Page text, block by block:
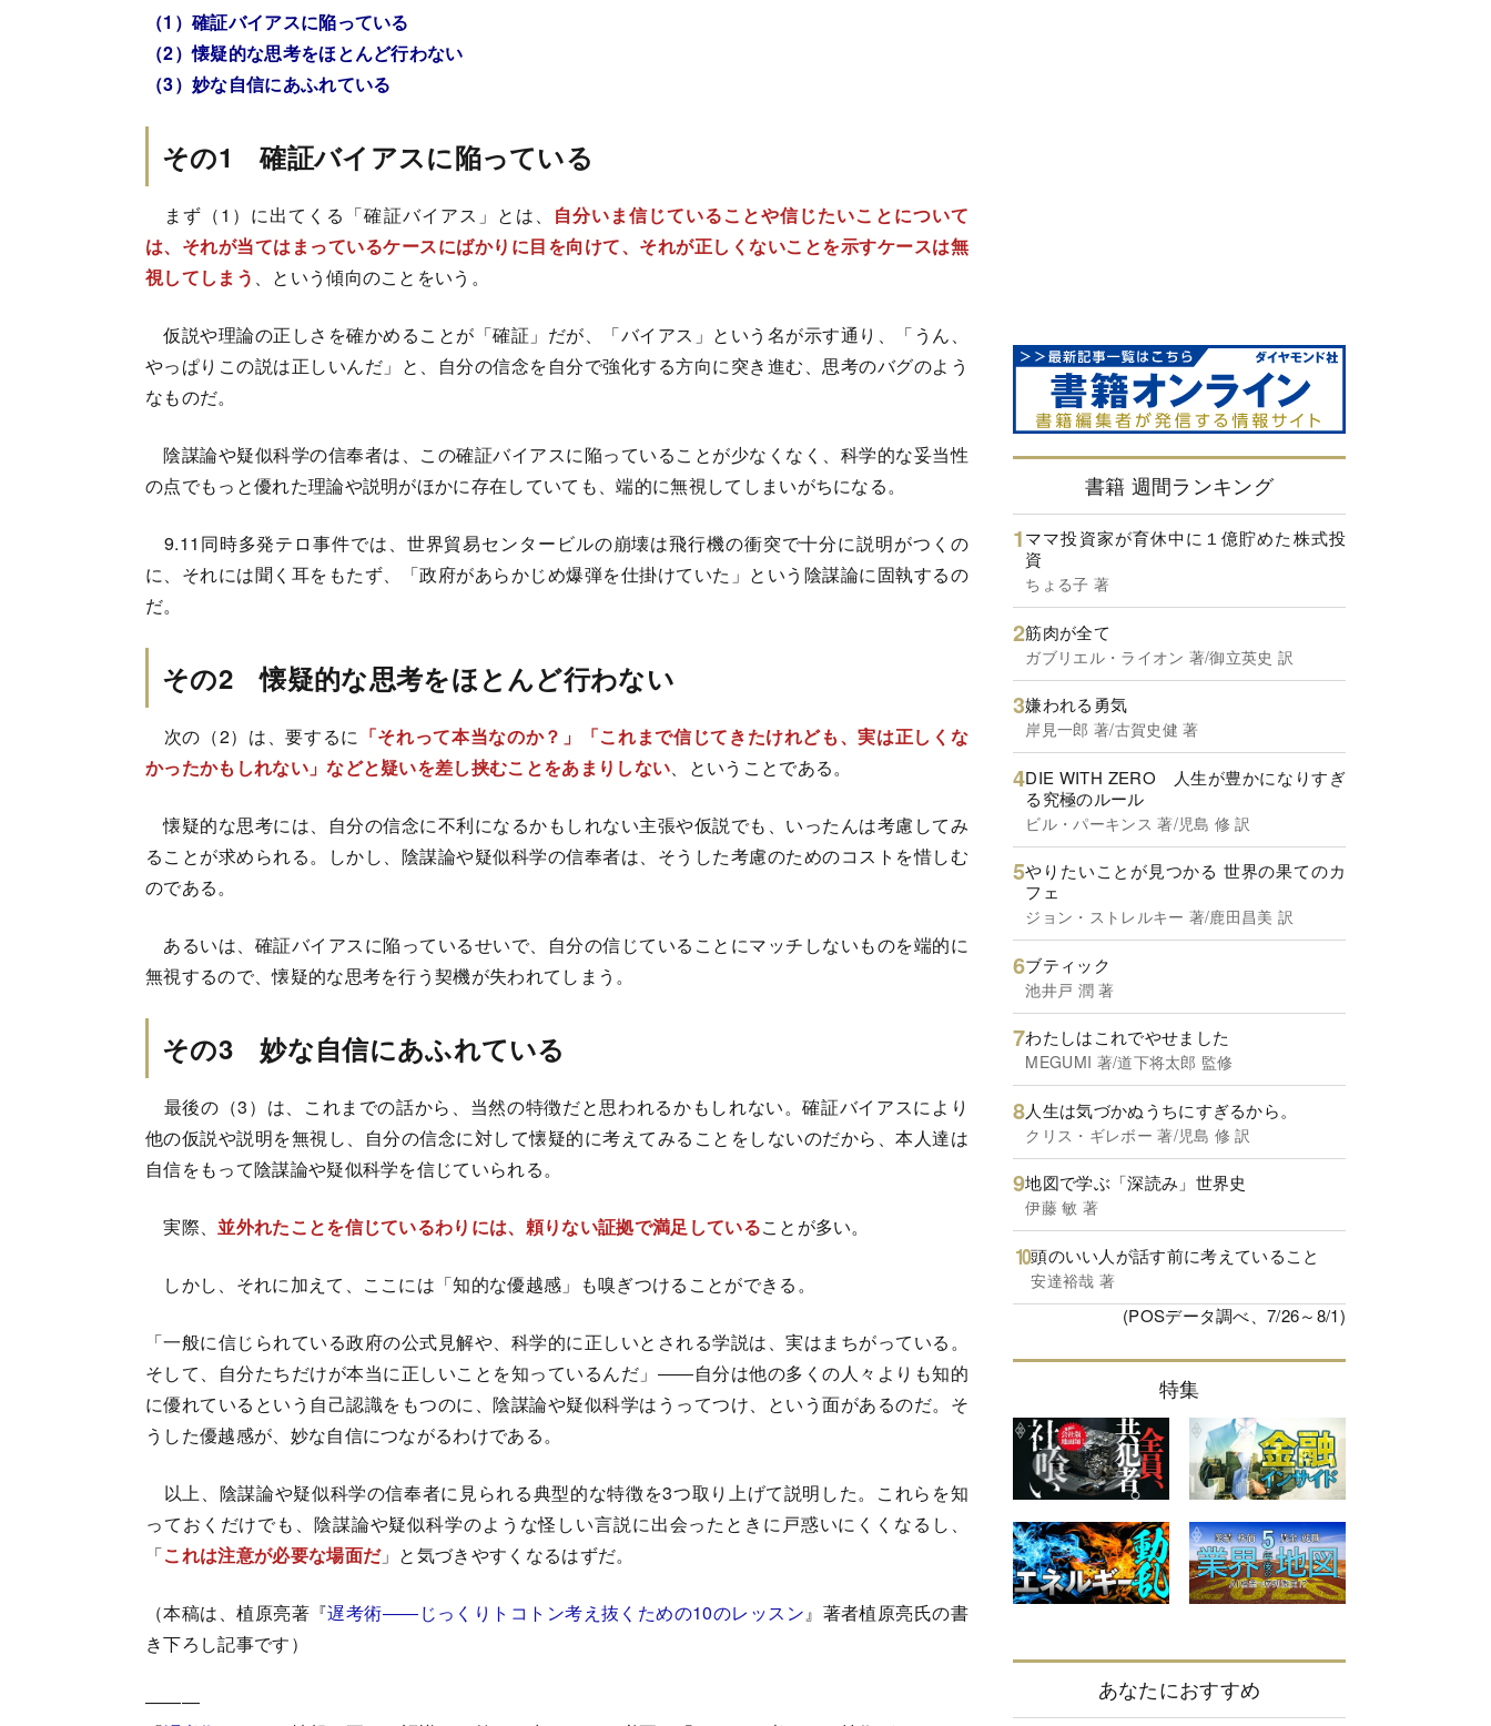
（1）確証バイアスに陥っている
（2）懐疑的な思考をほとんど行わない
（3）妙な自信にあふれている
その1 確証バイアスに陥っている
まず（1）に出てくる「確証バイアス」とは、 自分いま信じていることや信じたいことについて
は、それが当てはまっているケースにばかりに目を向けて、それが正しくないことを示すケースは無
視してしまう 、という傾向のことをいう。
仮説や理論の正しさを確かめることが「確証」だが、「バイアス」という名が示す通り、「うん、
やっぱりこの説は正しいんだ」と、自分の信念を自分で強化する方向に突き進む、思考のバグのよう
なものだ。
陰謀論や疑似科学の信奉者は、この確証バイアスに陥っていることが少なくなく、科学的な妥当性
の点でもっと優れた理論や説明がほかに存在していても、端的に無視してしまいがちになる。
9.11同時多発テロ事件では、世界貿易センタービルの崩壊は飛行機の衝突で十分に説明がつくの
に、それには聞く耳をもたず、「政府があらかじめ爆弾を仕掛けていた」という陰謀論に固執するの
だ。
その2 懐疑的な思考をほとんど行わない
次の（2）は、要するに 「それって本当なのか？」「これまで信じてきたけれども、実は正しくな
かったかもしれない」などと疑いを差し挟むことをあまりしない、ということである。
懐疑的な思考には、自分の信念に不利になるかもしれない主張や仮説でも、いったんは考慮してみ
ることが求められる。しかし、陰謀論や疑似科学の信奉者は、そうした考慮のためのコストを惜しむ
のである。
あるいは、確証バイアスに陥っているせいで、自分の信じていることにマッチしないものを端的に
無視するので、懐疑的な思考を行う契機が失われてしまう。
その3 妙な自信にあふれている
最後の（3）は、これまでの話から、当然の特徴だと思われるかもしれない。確証バイアスにより
他の仮説や説明を無視し、自分の信念に対して懐疑的に考えてみることをしないのだから、本人達は
自信をもって陰謀論や疑似科学を信じていられる。
実際、並外れたことを信じているわりには、頼りない証拠で満足していることが多い。
しかし、それに加えて、ここには「知的な優越感」も嗅ぎつけることができる。
「一般に信じられている政府の公式見解や、科学的に正しいとされる学説は、実はまちがっている。
そして、自分たちだけが本当に正しいことを知っているんだ」――自分は他の多くの人々よりも知的
に優れているという自己認識をもつのに、陰謀論や疑似科学はうってつけ、という面があるのだ。そ
うした優越感が、妙な自信につながるわけである。
以上、陰謀論や疑似科学の信奉者に見られる典型的な特徴を3つ取り上げて説明した。これらを知
っておくだけでも、陰謀論や疑似科学のような怪しい言説に出会ったときに戸惑いにくくなるし、
「これは注意が必要な場面だ」と気づきやすくなるはずだ。
（本稿は、植原亮著『遅考術――じっくりトコトン考え抜くための10のレッスン』著者植原亮氏の書
き下ろし記事です）
―――
書籍 週間ランキング
ママ投資家が育休中に１億貯めた株式投
資
ちょる子 著
筋肉が全て
ガブリエル・ライオン 著/御立英史 訳
嫌われる勇気
岸見一郎 著/古賀史健 著
DIE WITH ZERO 人生が豊かになりすぎ
る究極のルール
ビル・パーキンス 著/児島 修 訳
やりたいことが見つかる 世界の果てのカ
フェ
ジョン・ストレルキー 著/鹿田昌美 訳
ブティック
池井戸 潤 著
わたしはこれでやせました
MEGUMI 著/道下将太郎 監修
人生は気づかぬうちにすぎるから。
クリス・ギレボー 著/児島 修 訳
地図で学ぶ「深読み」世界史
伊藤 敏 著
頭のいい人が話す前に考えていること
安達裕哉 著
(POSデータ調べ、7/26～8/1)
特集
あなたにおすすめ